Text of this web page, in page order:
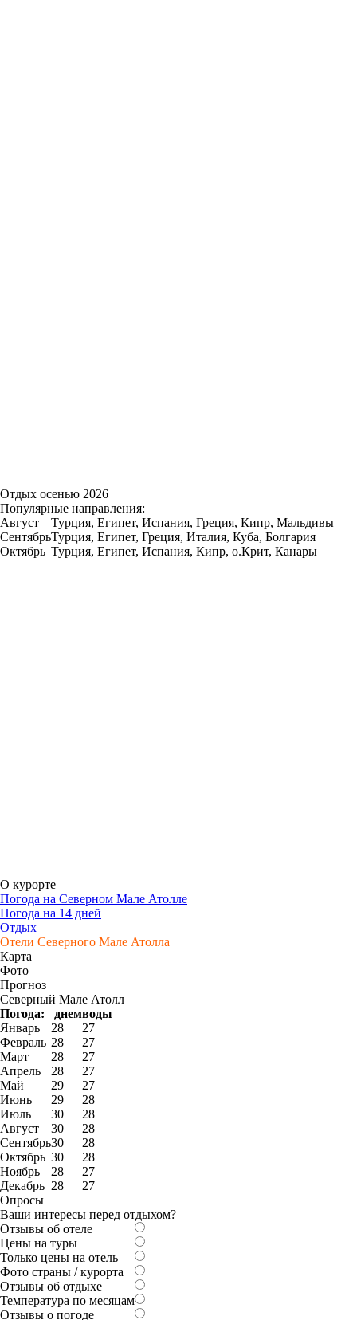
Отдых осенью 2026
Популярные направления:
Август
Турция, Египет, Испания, Греция, Кипр, Мальдивы
СентябрьТурция, Египет, Греция, Италия, Куба, Болгария
Октябрь Турция, Египет, Испания, Кипр, о.Крит, Канары
О курорте
Погода на Северном Мале Атолле
Погода на 14 дней
Отдых
Отели Северного Мале Атолла
Карта
Фото
Прогноз
Северный Мале Атолл
Погода:
днемводы
Январь
28
27
Февраль 28
27
Март
28
27
Апрель
28
27
Май
29
27
Июнь
29
28
Июль
30
28
Август
30
28
Сентябрь30
28
Октябрь 30
28
Ноябрь
28
27
Декабрь 28
27
Опросы
Ваши интересы перед отдыхом?
Отзывы об отеле
Цены на туры
Только цены на отель
Фото страны / курорта
Отзывы об отдыхе
Температура по месяцам
Отзывы о погоде